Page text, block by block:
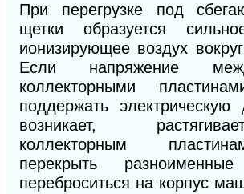
При перегрузке под
щетки образуется
ионизирующее воздух
Если напряжение
коллекторными
поддержать электрическую
возникает,
коллекторным
перекрыть
переброситься на корпус